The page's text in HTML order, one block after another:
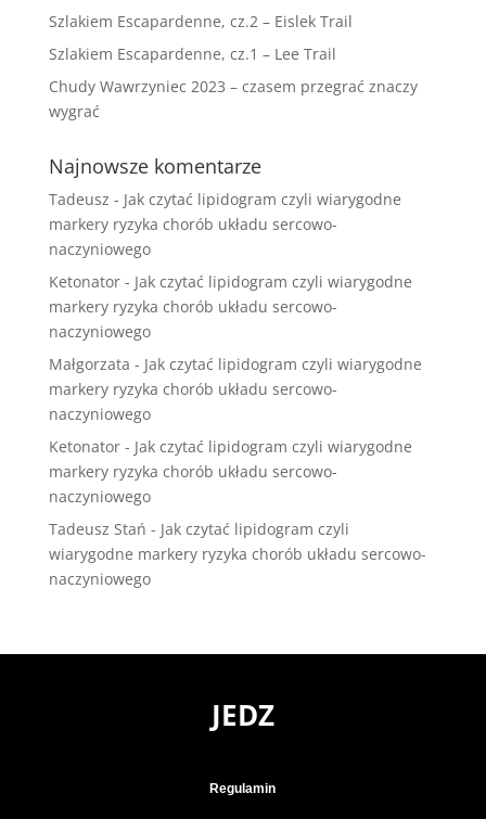
Szlakiem Escapardenne, cz.2 – Eislek Trail
Szlakiem Escapardenne, cz.1 – Lee Trail
Chudy Wawrzyniec 2023 – czasem przegrać znaczy
wygrać
Najnowsze komentarze
Tadeusz - Jak czytać lipidogram czyli wiarygodne
markery ryzyka chorób układu sercowo-
naczyniowego
Ketonator- Jak czytać lipidogram czyli wiarygodne
markery ryzyka chorób układu sercowo-
naczyniowego
Małgorzata - Jak czytać lipidogram czyli wiarygodne
markery ryzyka chorób układu sercowo-
naczyniowego
Ketonator- Jak czytać lipidogram czyli wiarygodne
markery ryzyka chorób układu sercowo-
naczyniowego
Tadeusz Stań - Jak czytać lipidogram czyli
wiarygodne markery ryzyka chorób układu sercowo-
naczyniowego
JEDZ
Regulamin